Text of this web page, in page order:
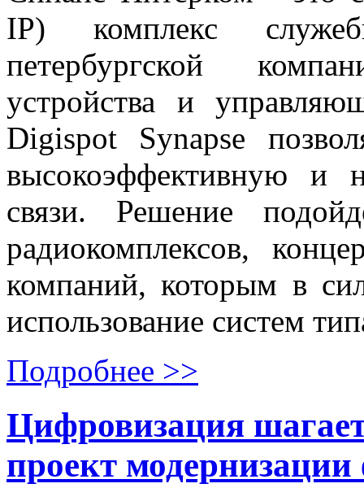
IP) комплекс
петербургской
устройства и
Digispot Synapse
высокоэффективную и
связи. Решение
радиокомплексов,
компаний, которым в
использование систем
Подробнее >>
Цифровизация
проект